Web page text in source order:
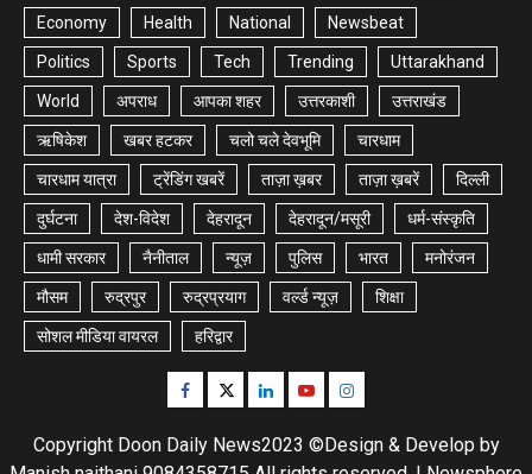
Economy Health National Newsbeat
Politics Sports Tech Trending Uttarakhand
World अपराध आपका शहर उत्तरकाशी उत्तराखंड
ऋषिकेश खबर हटकर चलो चले देवभूमि चारधाम
चारधाम यात्रा ट्रेंडिंग खबरें ताज़ा ख़बर ताज़ा ख़बरें दिल्ली
दुर्घटना देश-विदेश देहरादून देहरादून/मसूरी धर्म-संस्कृति
धामी सरकार नैनीताल न्यूज़ पुलिस भारत मनोरंजन
मौसम रुद्रपुर रुद्रप्रयाग वर्ल्ड न्यूज़ शिक्षा
सोशल मीडिया वायरल हरिद्वार
Facebook
TwitterLinkedinYoutubeInstagram
Copyright Doon Daily News2023 ©Design & Develop by